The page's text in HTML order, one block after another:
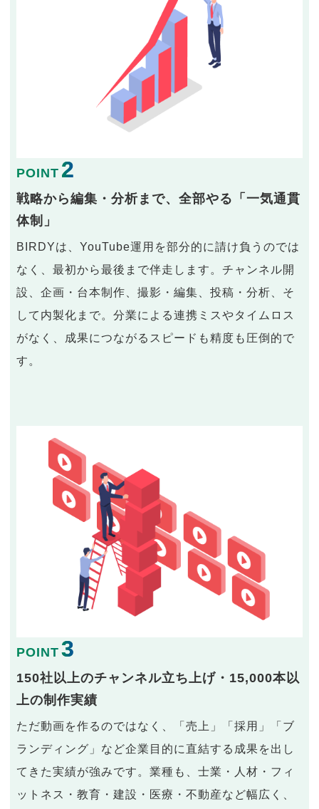
POINT 2
戦略から編集・分析まで、全部やる「一気通貫
体制」
BIRDYは、YouTube運用を部分的に請け負うのでは
なく、最初から最後まで伴走します。チャンネル開
設、企画・台本制作、撮影・編集、投稿・分析、そ
して内製化まで。分業による連携ミスやタイムロス
がなく、成果につながるスピードも精度も圧倒的で
す。
POINT 3
150社以上のチャンネル立ち上げ・15,000本以
上の制作実績
ただ動画を作るのではなく、「売上」「採用」「ブ
ランディング」など企業目的に直結する成果を出し
てきた実績が強みです。業種も、士業・人材・フィ
ットネス・教育・建設・医療・不動産など幅広く、